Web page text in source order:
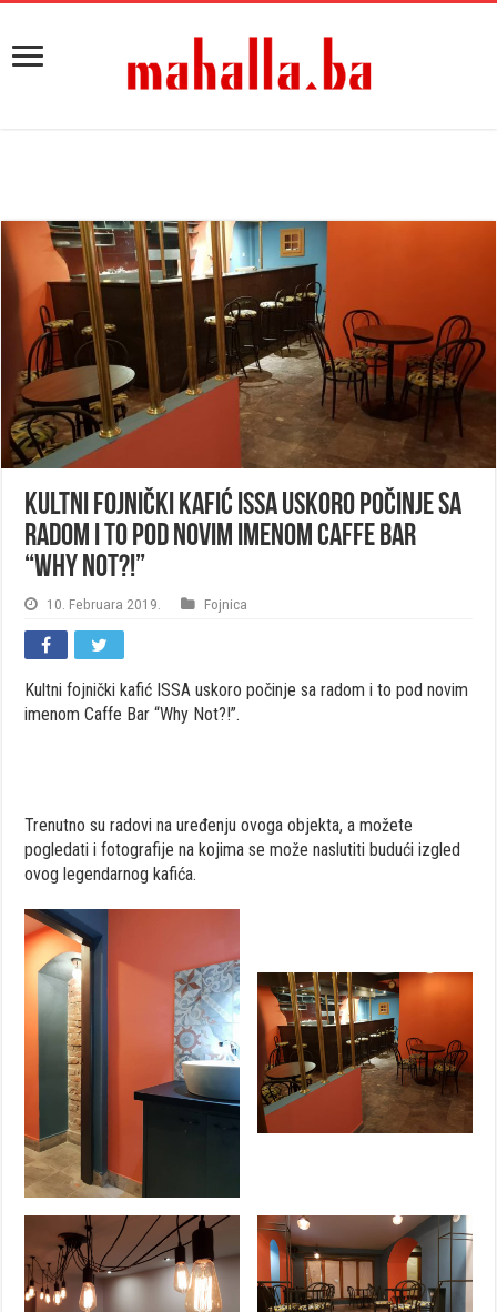
Kultni fojnički kafić ISSA uskoro počinje sa
radom i to pod novim imenom Caffe Bar
“Why Not?!”
10. Februara 2019. Fojnica
Kultni fojnički kafić ISSA uskoro počinje sa radom i to pod novim
imenom Caffe Bar “Why Not?!”.
Trenutno su radovi na uređenju ovoga objekta, a možete
pogledati i fotografije na kojima se može naslutiti budući izgled
ovog legendarnog kafića.